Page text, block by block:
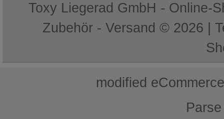
Toxy Liegerad GmbH - Online-
Zubehör - Versand © 2026 |
mod ified